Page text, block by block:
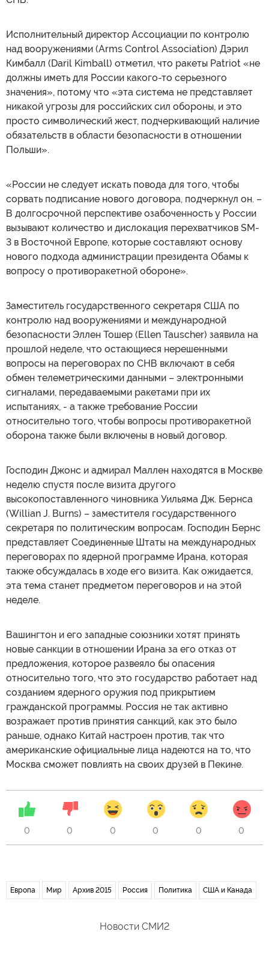
Исполнительный директор Ассоциации по контролю
над вооружениями (Arms Control Association) Дэрил
Кимбалл (Daril Kimball) отметил, что ракеты Patriot «не
должны иметь для России какого-то серьезного
значения», потому что «эта система не представляет
никакой угрозы для российских сил обороны, и это
просто символический жест, подчеркивающий наличие
обязательств в области безопасности в отношении
Польши».
«России не следует искать повода для того, чтобы
сорвать подписание нового договора, подчеркнул он. –
В долгосрочной перспективе озабоченность у России
вызывают количество и дислокация перехватчиков SM-
3 в Восточной Европе, которые составляют основу
нового подхода администрации президента Обамы к
вопросу о противоракетной обороне».
Заместитель государственного секретаря США по
контролю над вооружениями и международной
безопасности Эллен Тошер (Ellen Tauscher) заявила на
прошлой неделе, что остающиеся нерешенными
вопросы на переговорах по СНВ включают в себя
обмен телеметрическими данными – электронными
сигналами, передаваемыми ракетами при их
испытаниях, - а также требование России
относительно того, чтобы вопросы противоракетной
оборона также были включены в новый договор.
Господин Джонс и адмирал Маллен находятся в Москве
неделю спустя после визита другого
высокопоставленного чиновника Уильяма Дж. Бернса
(Willian J. Burns) – заместителя государственного
секретаря по политическим вопросам. Господин Бернс
представляет Соединенные Штаты на международных
переговорах по ядерной программе Ирана, которая
также обсуждалась в ходе его визита. Как ожидается,
эта тема станет предметом переговоров и на этой
неделе.
Вашингтон и его западные союзники хотят принять
новые санкции в отношении Ирана за его отказ от
предложения, которое развеяло бы опасения
относительно того, что это государство работает над
созданием ядерного оружия под прикрытием
гражданской программы. Россия не так активно
возражает против принятия санкций, как это было
раньше, однако Китай настроен против, так что
американские официальные лица надеются на то, что
Москва сможет повлиять на своих друзей в Пекине.
0 0 0 0 0 0
Европа Мир Архив 2015 Россия Политика США и Канада
Новости СМИ2